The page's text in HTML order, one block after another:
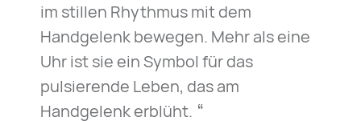
im stillen Rhythmus mit dem
Handgelenk bewegen. Mehr als eine
Uhr ist sie ein Symbol für das
pulsierende Leben, das am
Handgelenk erblüht. “